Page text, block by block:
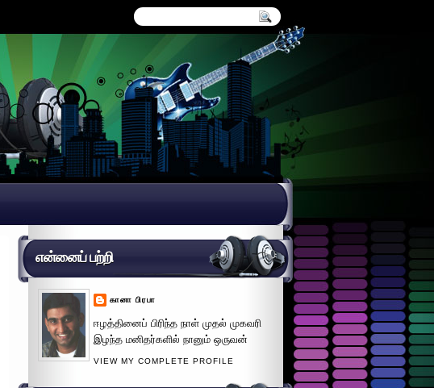
என்னைப் பற்றி
கானா பிரபா
ஈழத்தினைப் பிரிந்த நாள் முதல் முகவரி
இழந்த மனிதர்களில் நானும் ஒருவன்
VIEW MY COMPLETE PROFILE